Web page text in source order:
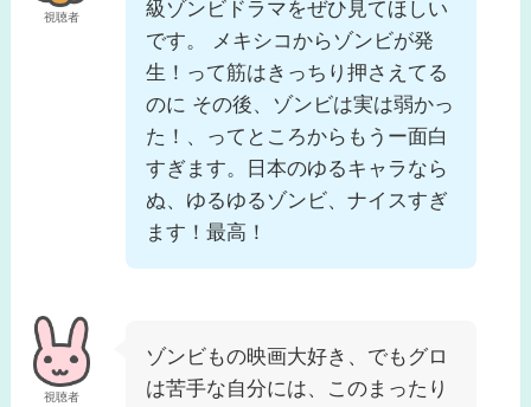
視聴者
級ゾンビドラマをぜひ見てほしい
です。 メキシコからゾンビが発
生！って筋はきっちり押さえてる
のに その後、ゾンビは実は弱かっ
た！、ってところからもうー面白
すぎます。日本のゆるキャラなら
ぬ、ゆるゆるゾンビ、ナイスすぎ
ます！最高！
視聴者
ゾンビもの映画大好き、でもグロ
は苦手な自分には、このまったり